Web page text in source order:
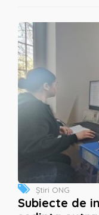
Știri ONG
Subiecte de